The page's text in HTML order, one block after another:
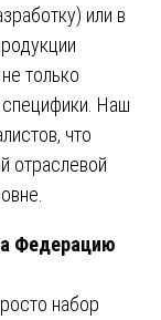
или в
только
специфики. Наш
что
отраслевой
Федерацию
набор